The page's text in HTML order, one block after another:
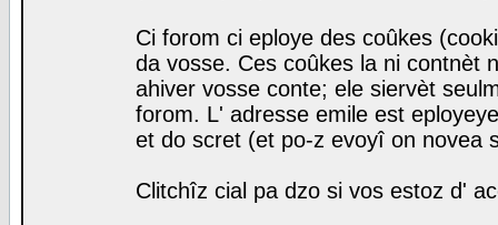
Ci forom ci eploye des coûkes
da vosse. Ces coûkes la ni contnèt
ahiver vosse conte; ele siervèt
forom. L' adresse emile est
et do scret (et po-z evoyî on novea
Clitchîz cial pa dzo si vos estoz d'